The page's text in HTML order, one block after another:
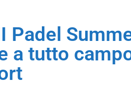
Padel
a tutto